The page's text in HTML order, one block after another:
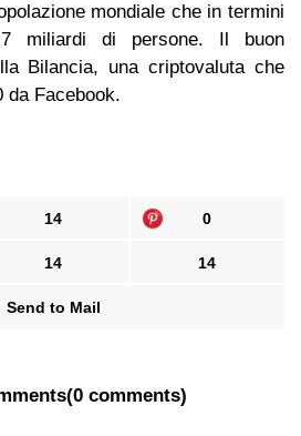
mondiale che in termini
miliardi di persone. Il buon
Bilancia, una criptovaluta che
da Facebook.
14 0
14 14
Send to Mail
(0 comments)